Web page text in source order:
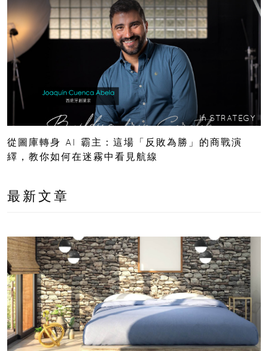
In STRATEGY
從圖庫轉身 AI 霸主：這場「反敗為勝」的商戰演
繹，教你如何在迷霧中看見航線
最新文章